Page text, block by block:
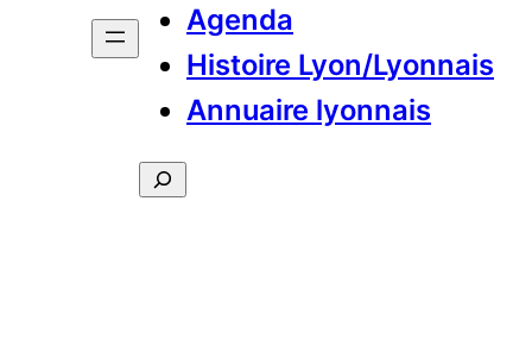
Agenda
Histoire Lyon/Lyonnais
Annuaire lyonnais
Rechercher